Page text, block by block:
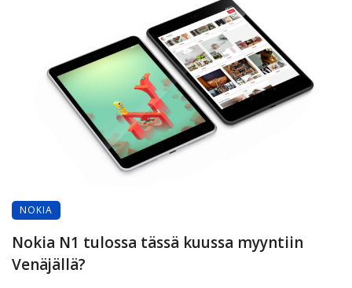
NOKIA
Nokia N1 tulossa tässä kuussa myyntiin
Venäjällä?